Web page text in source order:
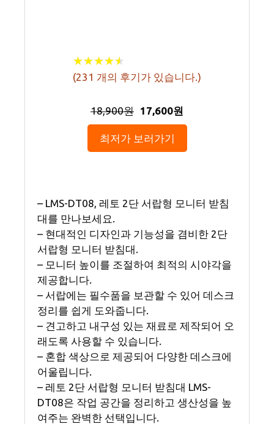
★★★★★
★★★★★
(231 개의 후기가 있습니다.)
18,900원 17,600원
최저가 보러가기
– LMS-DT08, 레토 2단 서랍형 모니터 받침
대를 만나보세요.
– 현대적인 디자인과 기능성을 겸비한 2단
서랍형 모니터 받침대.
– 모니터 높이를 조절하여 최적의 시야각을
제공합니다.
– 서랍에는 필수품을 보관할 수 있어 데스크
정리를 쉽게 도와줍니다.
– 견고하고 내구성 있는 재료로 제작되어 오
래도록 사용할 수 있습니다.
– 혼합 색상으로 제공되어 다양한 데스크에
어울립니다.
– 레토 2단 서랍형 모니터 받침대 LMS-
DT08은 작업 공간을 정리하고 생산성을 높
여주는 완벽한 선택입니다.